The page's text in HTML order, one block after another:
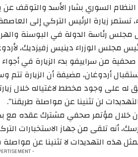
السوري بشار الأسد والتوقف عن
تستمر زيارة الرئيس التركي إلى
مجلس رئاسة الدولة في البوسنة
مجلس الوزراء دينيس زفيزديك،
من سراييفو بدء الزيارة في أجواء
أردوغان، مضيفة أن الزيارة
على وجود مخطط لاغتياله خلال
لن تثنينا عن مواصلة طريقنا”.
خلال مؤتمر صحفي مشترك عقده مع
أنه تلقى من جهاز الاستخبارات
هذه التهديدات لا تثنينا عن مواصلة
- ADVERTISEMENT -